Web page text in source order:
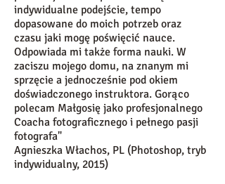
indywidualne podejście, tempo
dopasowane do moich potrzeb oraz
czasu jaki mogę poświęcić nauce.
Odpowiada mi także forma nauki. W
zaciszu mojego domu, na znanym mi
sprzęcie a jednocześnie pod okiem
doświadczonego instruktora. Gorąco
polecam Małgosię jako profesjonalnego
Coacha fotograficznego i pełnego pasji
fotografa"
Agnieszka Włachos, PL (Photoshop, tryb
indywidualny, 2015)